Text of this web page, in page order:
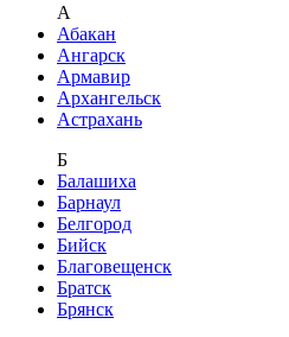
А
Абакан
Ангарск
Армавир
Архангельск
Астрахань
Б
Балашиха
Барнаул
Белгород
Бийск
Благовещенск
Братск
Брянск